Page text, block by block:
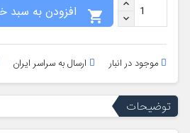

موجود در انبار ارسال به سراسر ایران
توضیحات